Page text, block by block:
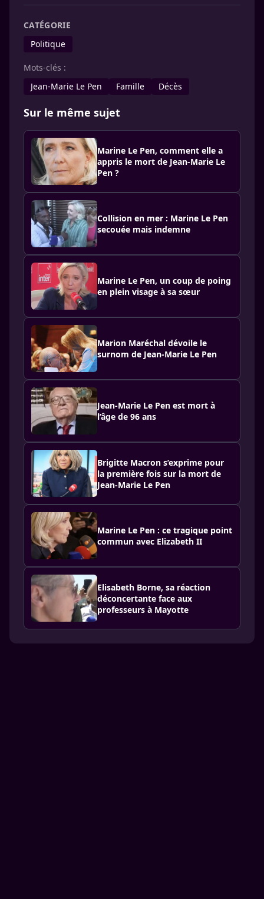
CATÉGORIE
Politique
Mots-clés :
Jean-Marie Le Pen
Famille Décès
Sur le même sujet
Marine Le Pen, comment elle a
appris le mort de Jean-Marie Le
Pen ?
Collision en mer : Marine Le Pen
secouée mais indemne
Marine Le Pen, un coup de poing
en plein visage à sa sœur
Marion Maréchal dévoile le
surnom de Jean-Marie Le Pen
Jean-Marie Le Pen est mort à
l’âge de 96 ans
Brigitte Macron s’exprime pour
la première fois sur la mort de
Jean-Marie Le Pen
Marine Le Pen : ce tragique point
commun avec Elizabeth II
Elisabeth Borne, sa réaction
déconcertante face aux
professeurs à Mayotte